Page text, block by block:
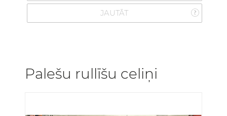
JAUTĀT
Palešu rullīšu celiņi